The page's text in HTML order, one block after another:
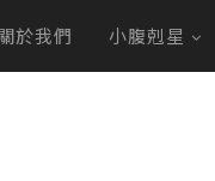
於我們 小腹剋星